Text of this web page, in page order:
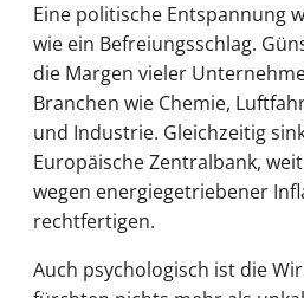
Eine politische Entspannung
wie ein Befreiungsschlag.
die Margen vieler
Branchen wie Chemie,
und Industrie. Gleichzeitig
Europäische Zentralbank,
wegen energiegetriebener
rechtfertigen.
Auch psychologisch ist die